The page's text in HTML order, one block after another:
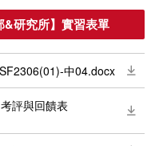
&研究所】實習表單
中04.docx
評與回饋表